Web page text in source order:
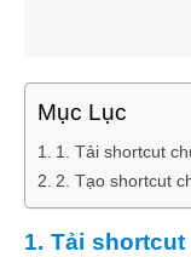
Mục Lục
1. Tải shortcut
2. Tạo shortcut
1. Tải